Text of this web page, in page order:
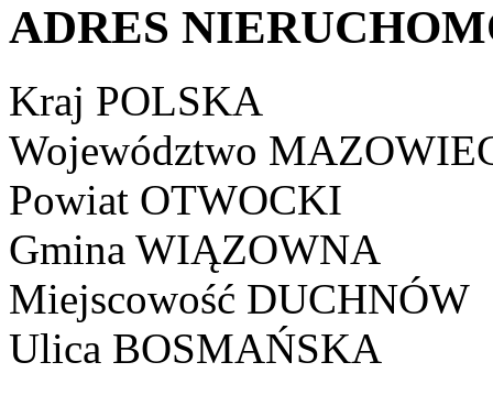
ADRES
Kraj POLSKA
Województwo
Powiat OTWOCKI
Gmina WIĄZOWNA
Miejscowość DUCHNÓW
Ulica BOSMAŃSKA